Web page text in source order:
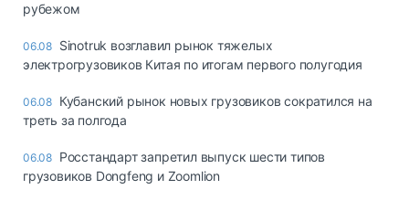
рубежом
06.08 Sinotruk возглавил рынок тяжелых
электрогрузовиков Китая по итогам первого полугодия
06.08 Кубанский рынок новых грузовиков сократился на
треть за полгода
06.08 Росстандарт запретил выпуск шести типов
грузовиков Dongfeng и Zoomlion